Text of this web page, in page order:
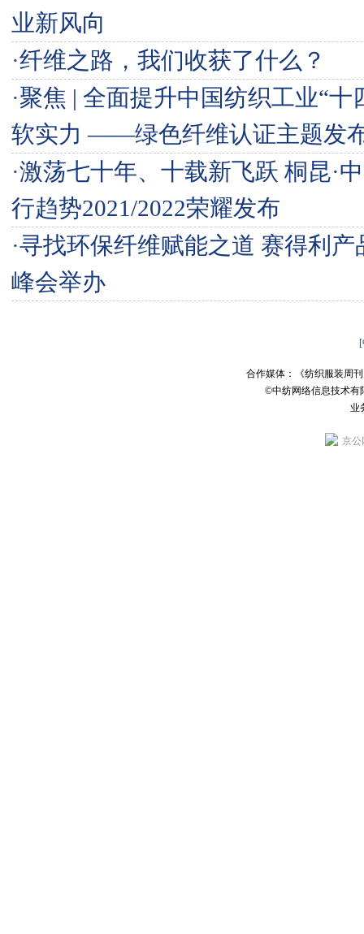
业新风向
·纤维之路，我们收获了什么？
·聚焦 | 全面提升中国纺织工业“十
软实力 ——绿色纤维认证主题发
·激荡七十年、十载新飞跃 桐昆·
行趋势2021/2022荣耀发布
·寻找环保纤维赋能之道 赛得利产
峰会举办
合作媒体：《纺织服装周
©中纺网络信息技术
业
京公